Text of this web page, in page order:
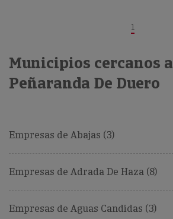
1
Municipios cercanos a
Peñaranda De Duero
Empresas de Abajas (3)
Empresas de Adrada De Haza (8)
Empresas de Aguas Candidas (3)